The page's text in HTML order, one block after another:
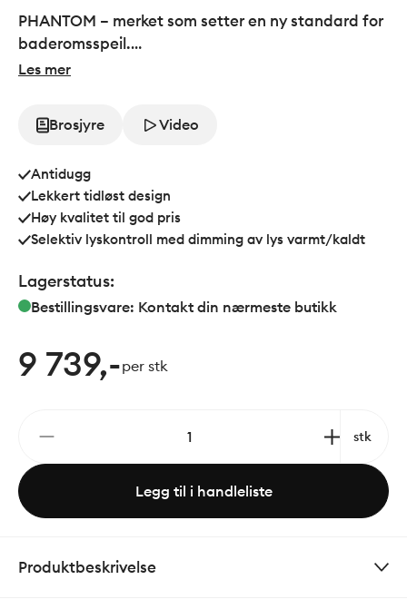
PHANTOM – merket som setter en ny standard for
baderomsspeil.
Oppdag det revolusjonerende lysgjennom-speil-
ikke bare et speil – det er en opplevelse som
modernitet.
Les mer
Brosjyre Video
Antidugg
Lekkert tidløst design
Høy kvalitet til god pris
Selektiv lyskontroll med dimming av lys varmt/kaldt
Lagerstatus:
Bestillingsvare: Kontakt din nærmeste butikk
9 739,-per stk
stk
Legg til i handleliste
Produktbeskrivelse